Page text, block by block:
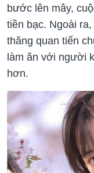
bước lên mây,
tiền bạc. Ngoài
thăng quan tiến
làm ăn với người
hơn.